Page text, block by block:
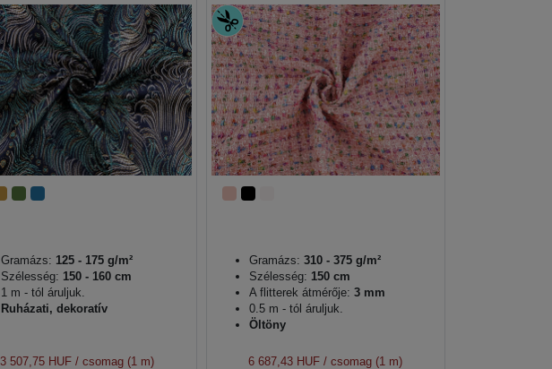
Gramázs: 125 - 175 g/m²
Szélesség: 150 - 160 cm
1 m - tól áruljuk.
Ruházati, dekoratív
3 507,75 HUF / csomag (1 m)
Gramázs: 310 - 375 g/m²
Szélesség: 150 cm
A flitterek átmérője: 3 mm
0.5 m - tól áruljuk.
Öltöny
6 687,43 HUF / csomag (1 m)